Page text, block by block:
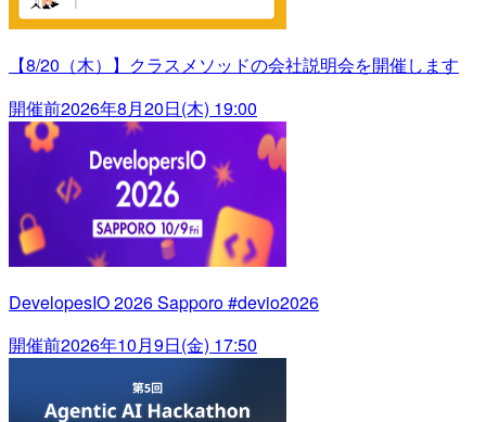
【8/20（木）】クラスメソッドの会社説明会を開催します
開催前2026年8月20日(木) 19:00
DevelopesIO 2026 Sapporo #devio2026
開催前2026年10月9日(金) 17:50